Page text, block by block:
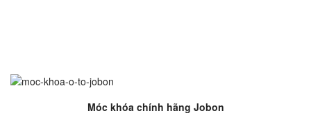
Móc khóa chính hãng Jobon